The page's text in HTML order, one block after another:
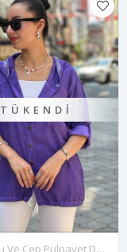
TÜKENDI
Kapşonu Ve Cep Pulpayet Detay Keten Gömlek-Mor